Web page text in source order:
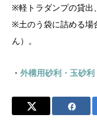
※軽トラダンプの貸出
※土のう袋に詰める場
ん）。
・ 外構用砂利・玉砂